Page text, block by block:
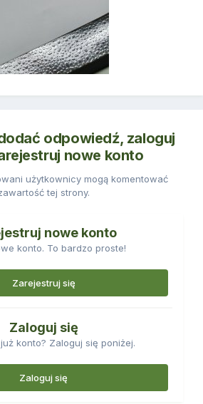
odpowiedź, zaloguj
nowe konto
użytkownicy mogą komentować
tej strony.
nowe konto
konto. To bardzo proste!
Zarejestruj się
Zaloguj się
konto? Zaloguj się poniżej.
Zaloguj się